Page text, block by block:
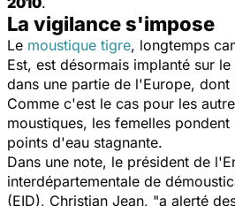
La vigilance s'impose
Le moustique tigre, longtemps
Est, est désormais implanté sur
dans une partie de l'Europe, dont
Comme c'est le cas pour les
moustiques, les femelles
points d'eau stagnante.
Dans une note, le président de
interdépartementale de
(EID), Christian Jean, "a alerté